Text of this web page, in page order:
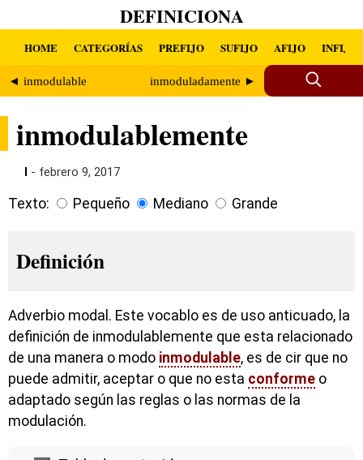
DEFINICIONA
HOME CATEGORÍAS PREFIJO SUFIJO AFIJO INFIJO
◄ inmodulable inmoduladamente ►
inmodulablemente
I - febrero 9, 2017
Texto: Pequeño Mediano Grande
Definición
Adverbio modal. Este vocablo es de uso anticuado, la
definición de inmodulablemente que esta relacionado
de una manera o modo inmodulable, es de cir que no
puede admitir, aceptar o que no esta conforme o
adaptado según las reglas o las normas de la
modulación.